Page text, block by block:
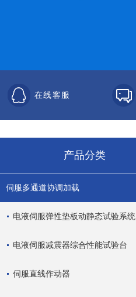
在线客服
产品分类
伺服多通道协调加载
电液伺服弹性垫板动静态试验系统
电液伺服减震器综合性能试验台
伺服直线作动器